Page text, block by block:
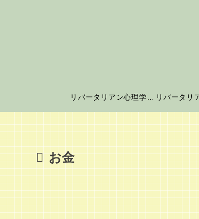
リバータリアン心理学の世界へようこそ！
お金